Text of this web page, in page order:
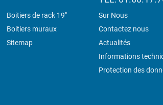
Boitiers de rack 19"
Boitiers muraux
Sitemap
Sur Nous
Contactez nous
Actualités
Informations
Protection des